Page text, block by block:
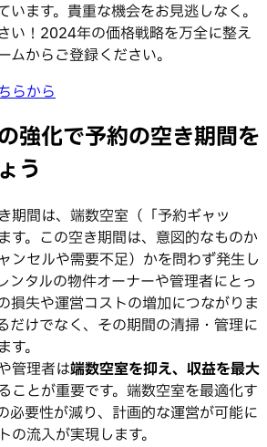
います。貴重な機会をお見逃しなく。
い！2024年の価格戦略を万全に整え
ムからご登録ください。
らから
強化で予約の空き期間を
う
期間は、端数空室（「予約ギャッ
す。この空き期間は、意図的なものか
ンセルや需要不足）かを問わず発生し
ンタルの物件オーナーや管理者にとっ
損失や運営コストの増加につながりま
だけでなく、その期間の清掃・管理に
。
管理者は端数空室を抑え、収益を最大
ことが重要です。端数空室を最適化す
必要性が減り、計画的な運営が可能に
流入が実現します。